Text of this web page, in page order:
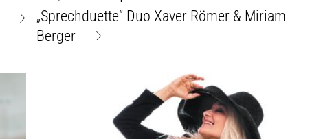
„Sprechduette“ Duo Xaver Römer & Miriam
Berger